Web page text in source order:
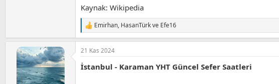
Kaynak: Wikipedia
T
e
p
k
l
Emirhan, HasanTürkve Efe16
21 Kas 2024
İstanbul - Karaman YHT Güncel Sefer Saatleri